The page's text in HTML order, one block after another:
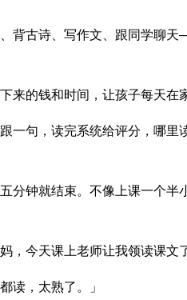
背古诗、写作文、跟同学聊
的钱和时间，让孩子每天在
一句，读完系统给评分，哪
分钟就结束。不像上课一个
，今天课上老师让我领读课文
读，太熟了。」